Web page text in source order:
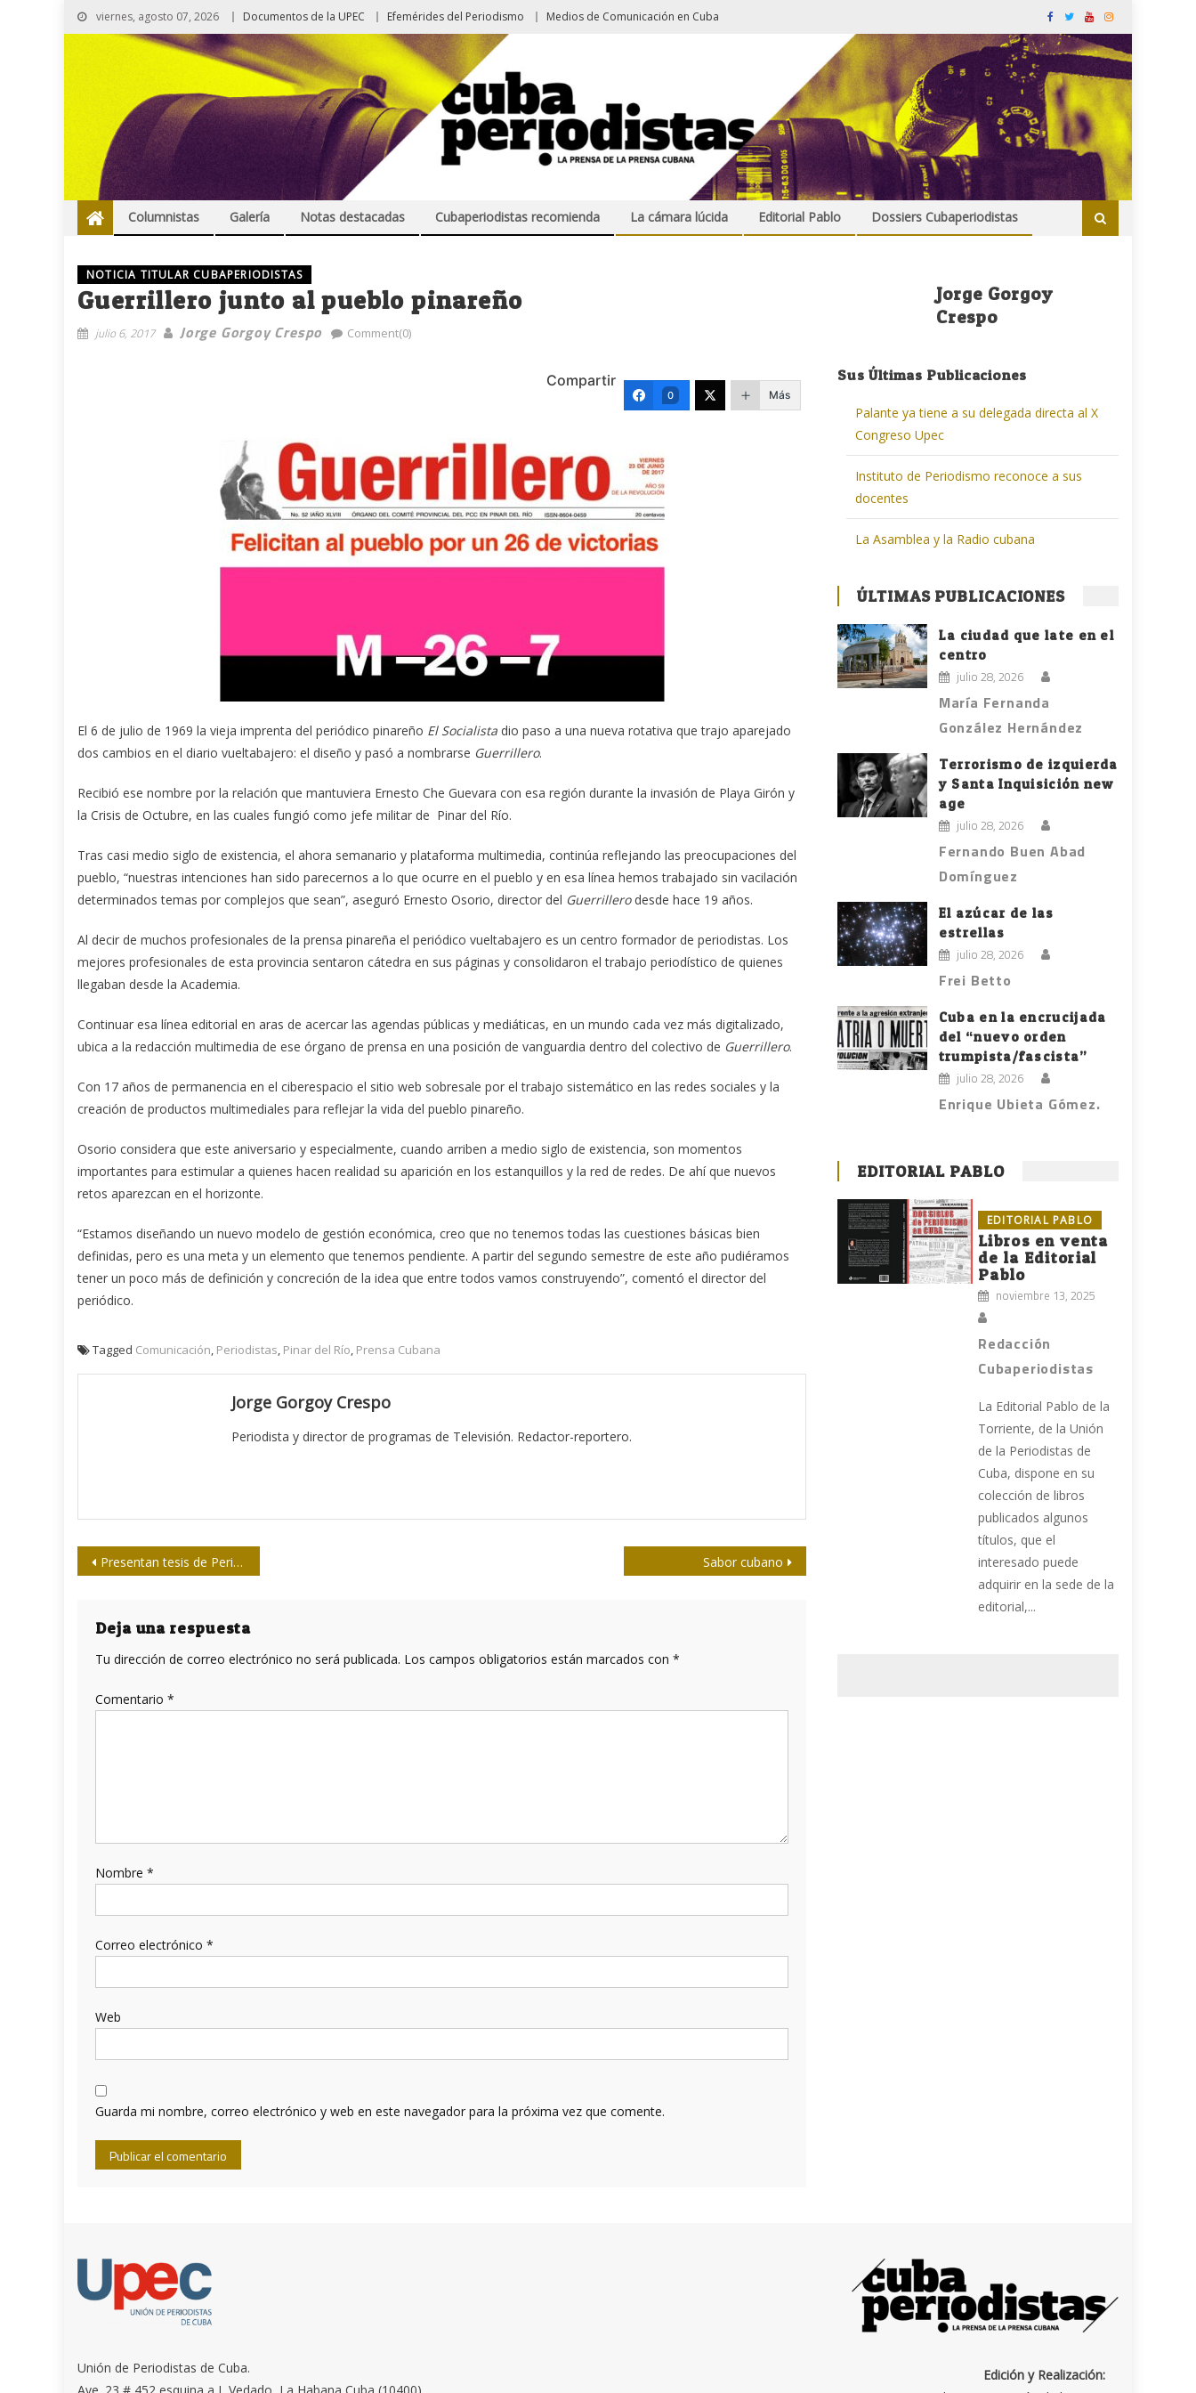
viernes, agosto 07, 2026 Documentos de la UPEC Efemérides del Periodismo Medios de Comunicación en Cuba
Columnistas Galería Notas destacadas Cubaperiodistas recomienda La cámara lúcida Editorial Pablo Dossiers Cubaperiodistas
NOTICIA TITULAR CUBAPERIODISTAS
Guerrillero junto al pueblo pinareño
julio 6, 2017 Jorge Gorgoy Crespo Comment(0)
Compartir
0 Más
El 6 de julio de 1969 la vieja imprenta del periódico pinareño El Socialista dio paso a una nueva rotativa que trajo aparejado
dos cambios en el diario vueltabajero: el diseño y pasó a nombrarse Guerrillero.
Recibió ese nombre por la relación que mantuviera Ernesto Che Guevara con esa región durante la invasión de Playa Girón y
la Crisis de Octubre, en las cuales fungió como jefe militar de Pinar del Río.
Tras casi medio siglo de existencia, el ahora semanario y plataforma multimedia, continúa reflejando las preocupaciones del
pueblo, “nuestras intenciones han sido parecernos a lo que ocurre en el pueblo y en esa línea hemos trabajado sin vacilación
determinados temas por complejos que sean”, aseguró Ernesto Osorio, director del Guerrillero desde hace 19 años.
Al decir de muchos profesionales de la prensa pinareña el periódico vueltabajero es un centro formador de periodistas. Los
mejores profesionales de esta provincia sentaron cátedra en sus páginas y consolidaron el trabajo periodístico de quienes
llegaban desde la Academia.
Continuar esa línea editorial en aras de acercar las agendas públicas y mediáticas, en un mundo cada vez más digitalizado,
ubica a la redacción multimedia de ese órgano de prensa en una posición de vanguardia dentro del colectivo de Guerrillero.
Con 17 años de permanencia en el ciberespacio el sitio web sobresale por el trabajo sistemático en las redes sociales y la
creación de productos multimediales para reflejar la vida del pueblo pinareño.
Osorio considera que este aniversario y especialmente, cuando arriben a medio siglo de existencia, son momentos
importantes para estimular a quienes hacen realidad su aparición en los estanquillos y la red de redes. De ahí que nuevos
retos aparezcan en el horizonte.
“Estamos diseñando un nuevo modelo de gestión económica, creo que no tenemos todas las cuestiones básicas bien
definidas, pero es una meta y un elemento que tenemos pendiente. A partir del segundo semestre de este año pudiéramos
tener un poco más de definición y concreción de la idea que entre todos vamos construyendo”, comentó el director del
periódico.
Tagged Comunicación, Periodistas, Pinar del Río, Prensa Cubana
Jorge Gorgoy Crespo
Periodista y director de programas de Televisión. Redactor-reportero.
Navegación
entradas
Presentan tesis de Periodismo en Las Tunas Sabor cubano
Deja una respuesta
Tu dirección de correo electrónico no será publicada. Los campos obligatorios están marcados con *
Comentario *
Nombre *
Correo electrónico *
Web
Guarda mi nombre, correo electrónico y web en este navegador para la próxima vez que comente.
Jorge Gorgoy
Crespo
Sus Últimas Publicaciones
Palante ya tiene a su delegada directa al X
Congreso Upec
Instituto de Periodismo reconoce a sus
docentes
La Asamblea y la Radio cubana
ÚLTIMAS PUBLICACIONES
La ciudad que late en el
centro
julio 28, 2026
María Fernanda
González Hernández
Terrorismo de izquierda
y Santa Inquisición new
age
julio 28, 2026
Fernando Buen Abad
Domínguez
El azúcar de las
estrellas
julio 28, 2026
Frei Betto
Cuba en la encrucijada
del “nuevo orden
trumpista/fascista”
julio 28, 2026
Enrique Ubieta Gómez.
EDITORIAL PABLO
EDITORIAL PABLO
Libros en venta
de la Editorial
Pablo
noviembre 13, 2025
Redacción
Cubaperiodistas
La Editorial Pablo de la
Torriente, de la Unión
de la Periodistas de
Cuba, dispone en su
colección de libros
publicados algunos
títulos, que el
interesado puede
adquirir en la sede de la
editorial,...
Unión de Periodistas de Cuba.
Ave. 23 # 452 esquina a I, Vedado, La Habana Cuba (10400)
Edición y Realización: